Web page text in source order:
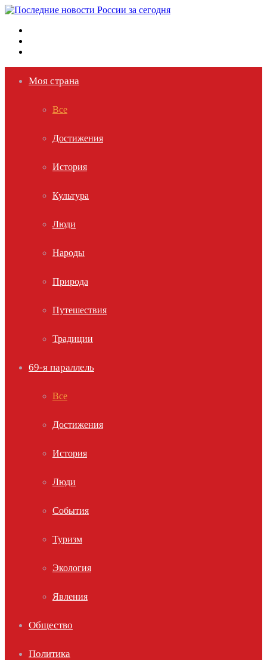
Моя страна
Все
Достижения
История
Культура
Люди
Народы
Природа
Путешествия
Традиции
69-я параллель
Все
Достижения
История
Люди
События
Туризм
Экология
Явления
Общество
Политика